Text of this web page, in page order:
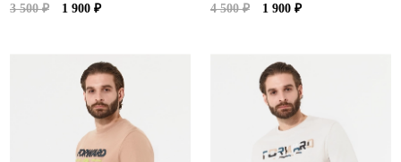
3 500 ₽
1 900 ₽
4 500 ₽
1 900 ₽